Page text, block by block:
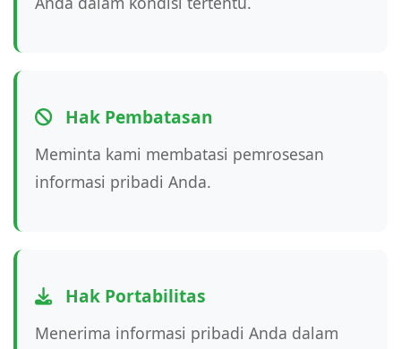
Hak Pembatasan
Meminta kami membatasi pemrosesan
informasi pribadi Anda.
Hak Portabilitas
Menerima informasi pribadi Anda dalam